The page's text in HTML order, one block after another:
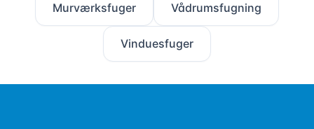
Murværksfuger Vådrumsfugning
Vinduesfuger